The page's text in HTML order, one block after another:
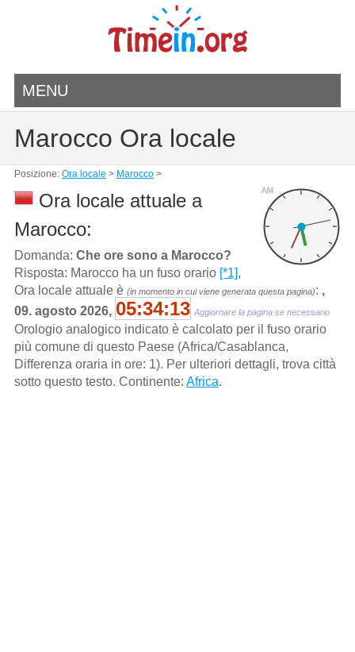
MENU
Marocco Ora locale
Posizione: Ora locale > Marocco>
AM
Ora locale attuale a
Marocco:
Domanda: Che ore sono a Marocco?
Risposta: Marocco ha un fuso orario [*1],
Ora locale attuale è (in momento in cui viene generata questa pagina): ,
09. agosto 2026, 05:34:13 Aggiornare la pagina se necessario
Orologio analogico indicato è calcolato per il fuso orario
più comune di questo Paese (Africa/Casablanca,
Differenza oraria in ore: 1). Per ulteriori dettagli, trova città
sotto questo testo. Continente: Africa.